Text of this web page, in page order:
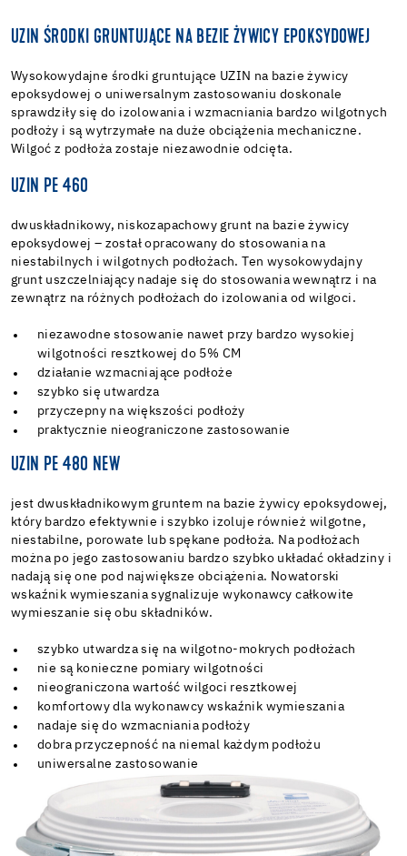
UZIN ŚRODKI GRUNTUJĄCE NA BEZIE ŻYWICY EPOKSYDOWEJ
Wysokowydajne środki gruntujące UZIN na bazie żywicy
epoksydowej o uniwersalnym zastosowaniu doskonale
sprawdziły się do izolowania i wzmacniania bardzo wilgotnych
podłoży i są wytrzymałe na duże obciążenia mechaniczne.
Wilgoć z podłoża zostaje niezawodnie odcięta.
UZIN PE 460
dwuskładnikowy, niskozapachowy grunt na bazie żywicy
epoksydowej – został opracowany do stosowania na
niestabilnych i wilgotnych podłożach. Ten wysokowydajny
grunt uszczelniający nadaje się do stosowania wewnątrz i na
zewnątrz na różnych podłożach do izolowania od wilgoci.
niezawodne stosowanie nawet przy bardzo wysokiej
wilgotności resztkowej do 5% CM
działanie wzmacniające podłoże
szybko się utwardza
przyczepny na większości podłoży
praktycznie nieograniczone zastosowanie
UZIN PE 480 NEW
jest dwuskładnikowym gruntem na bazie żywicy epoksydowej,
który bardzo efektywnie i szybko izoluje również wilgotne,
niestabilne, porowate lub spękane podłoża. Na podłożach
można po jego zastosowaniu bardzo szybko układać okładziny i
nadają się one pod największe obciążenia. Nowatorski
wskaźnik wymieszania sygnalizuje wykonawcy całkowite
wymieszanie się obu składników.
szybko utwardza się na wilgotno-mokrych podłożach
nie są konieczne pomiary wilgotności
nieograniczona wartość wilgoci resztkowej
komfortowy dla wykonawcy wskaźnik wymieszania
nadaje się do wzmacniania podłoży
dobra przyczepność na niemal każdym podłożu
uniwersalne zastosowanie